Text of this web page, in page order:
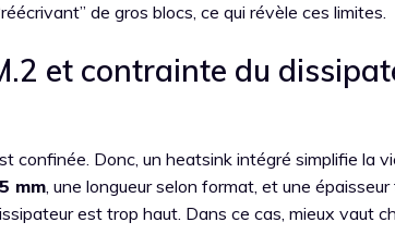
de gros blocs, ce qui révèle ces limites.
et contrainte du
confinée. Donc, un heatsink intégré simplifie la
mm, une longueur selon format, et une
est trop haut. Dans ce cas, mieux vaut